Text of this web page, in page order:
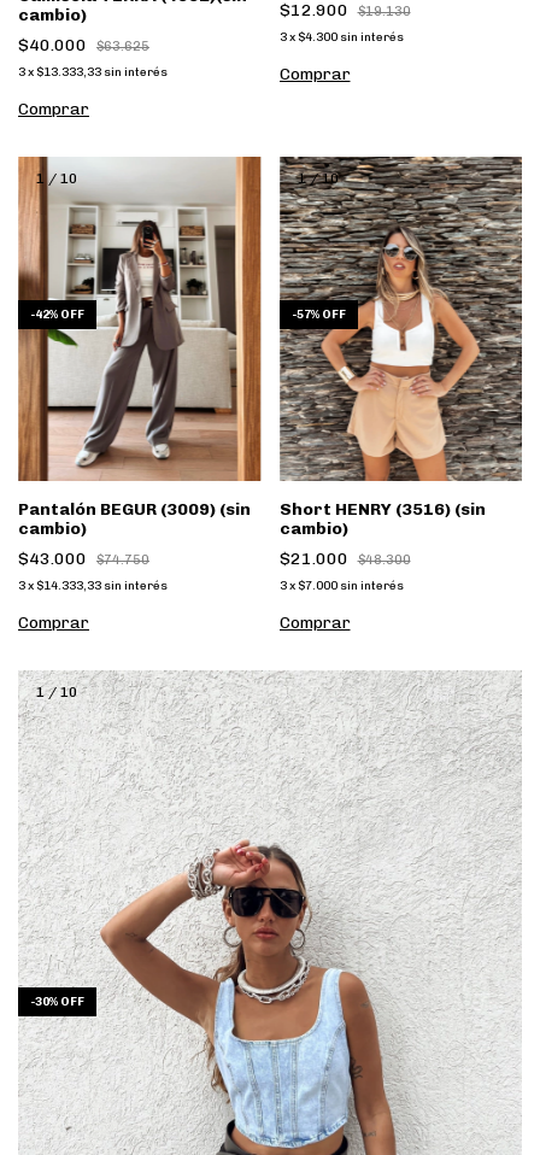
cambio)
$40.000
$63.625
3x $13.333,33 sin interés
Comprar
$12.900
$19.130
3 x $4.300 sin interés
Comprar
1 / 10
-42% OFF
Pantalón BEGUR (3009) (sin
cambio)
$43.000
$74.750
3x $14.333,33 sin interés
Comprar
1/10
-57% OFF
Short HENRY (3516) (sin
cambio)
$21.000
$48.300
3 x $7.000 sin interés
Comprar
1/10
-30% OFF